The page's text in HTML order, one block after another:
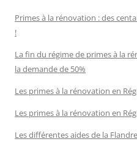
Primes à la rénovation : des
!
La fin du régime de primes à la
la demande de 50%
Les primes à la rénovation en
Les primes à la rénovation en
Les différentes aides de la